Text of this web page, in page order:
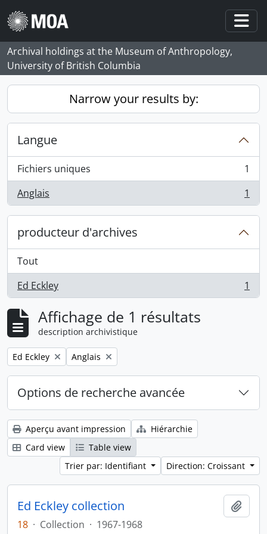
Skip to main content
Archival holdings at the Museum of Anthropology,
University of British Columbia
Narrow your results by:
Langue
Fichiers uniques
, 1 résultats
1
Anglais
, 1 résultats 1
producteur d'archives
Tout
Ed Eckley
, 1 résultats 1
Affichage de 1 résultats
description archivistique
Remove filter:
Ed Eckley Remove filter:
Anglais
Options de recherche avancée
Aperçu avant impression
Hiérarchie
Card view
Table view
Trier par: Identifiant
Direction: Croissant
Ed Eckley collection
18 · Collection · 1967-1968